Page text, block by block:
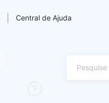
Central de Ajuda